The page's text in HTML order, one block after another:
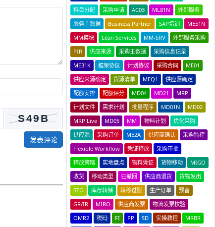
发表评论
科目分配
采购申请 AC03 ML81N
外部服务
服务主数据
Business Partner SAP培训
ME51N
MM模块
Lean Services MM-SRV
外部服务采购
PIR
供应来源 采购主数据
采购信息记录
ME31K
框架协议 计划协议 采购合同
ME01
供应来源确定
货源清单 MEQ1
供应源确定
配额安排
配额评分 MD04 MD21
MRP
计划文件
需求计划 批量程序 MD01N
MD02
MRP Live
MD05 MM 物料计划
优化采购
供应源
采购订单 ME2A 供应商确认
采购监控
Flexible Workflow
凭证释放
采购审批
释放策略
实地盘点 物料凭证 货物移动
MIGO
收货
移动类型 已撤回 供应商退货
货物发出
STO
库存转储 转移过账 生产订单
预留
GR/IR
MIRO 供应商发票
物流发票校验
OMR2
税码 FI PP SD 实操教程
MRBR